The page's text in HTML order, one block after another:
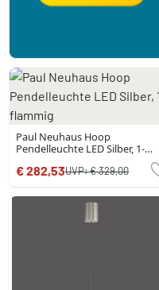
Paul Neuhaus Hoop
Pendelleuchte LED Silber, 1-
€ 282,53UVP:€ 329,00